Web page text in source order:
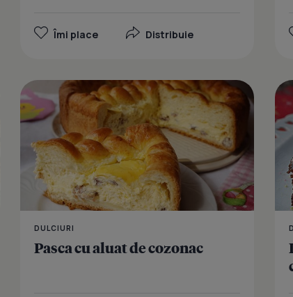
Îmi place Distribuie
Prajitura
DULCIURI
Pasca cu aluat de cozonac